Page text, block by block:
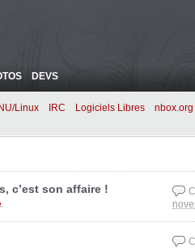
DEVS
Linux IRC Logiciels Libres
nbox.org
c’est son affaire !